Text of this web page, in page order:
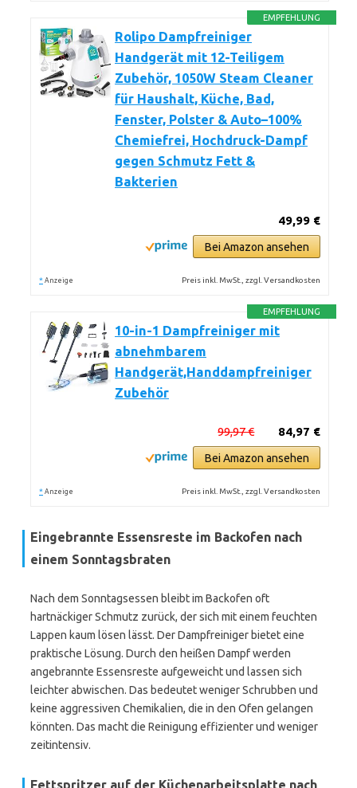
EMPFEHLUNG
Rolipo Dampfreiniger
Handgerät mit 12-Teiligem
Zubehör, 1050W Steam Cleaner
für Haushalt, Küche, Bad,
Fenster, Polster & Auto–100%
Chemiefrei, Hochdruck-Dampf
gegen Schmutz Fett &
Bakterien
49,99 €
Bei Amazon ansehen
* Anzeige Preis inkl. MwSt., zzgl. Versandkosten
EMPFEHLUNG
10-in-1 Dampfreiniger mit
abnehmbarem
Handgerät,Handdampfreiniger
Zubehör
84,97 €
99,97 €
Bei Amazon ansehen
* Anzeige Preis inkl. MwSt., zzgl. Versandkosten
Eingebrannte Essensreste im Backofen nach
einem Sonntagsbraten
Nach dem Sonntagsessen bleibt im Backofen oft
hartnäckiger Schmutz zurück, der sich mit einem feuchten
Lappen kaum lösen lässt. Der Dampfreiniger bietet eine
praktische Lösung. Durch den heißen Dampf werden
angebrannte Essensreste aufgeweicht und lassen sich
leichter abwischen. Das bedeutet weniger Schrubben und
keine aggressiven Chemikalien, die in den Ofen gelangen
könnten. Das macht die Reinigung effizienter und weniger
zeitintensiv.
Fettspritzer auf der Küchenarbeitsplatte nach